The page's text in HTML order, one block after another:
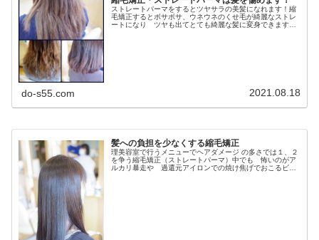
ストレートパーマをするとツヤサラの美髪になれます！縮
毛矯正するとボサボサ、ウネウネのくせ毛が綺麗なストレ
ートになり ツヤも出てとても綺麗な髪に変身できます！
do-s55.com 2021.08.18
髪への負担を少なくする縮毛矯正
理美容室で行うメニューでヘアダメージ の多さでは１、２
を争う縮毛矯正（ストレートパーマ）中でも 怖いのがア
ルカリ暴走や 過還元アイロンでの焼け焦げでおこるビビ